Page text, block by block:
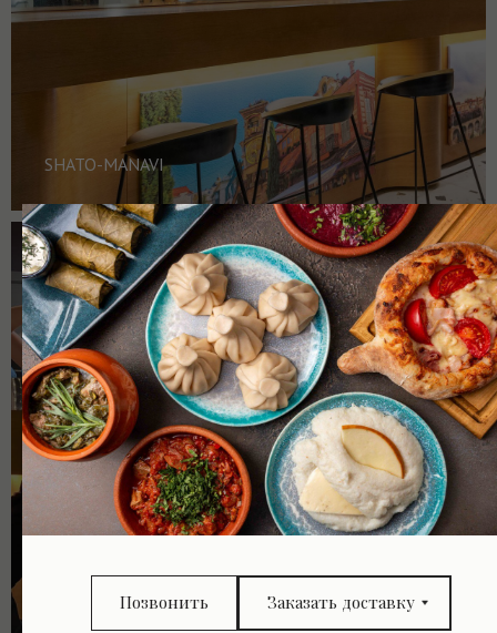
SHATO-MANAVI
Позвонить Заказать доставку